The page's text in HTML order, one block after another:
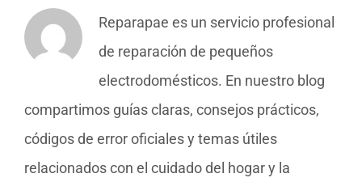
Reparapae es un servicio profesional
de reparación de pequeños
electrodomésticos. En nuestro blog
compartimos guías claras, consejos prácticos,
códigos de error oficiales y temas útiles
relacionados con el cuidado del hogar y la